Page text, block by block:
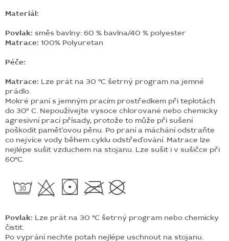
Materiál:
Povlak: směs bavlny: 60 % bavlna/40 % polyester
Matrace: 100% Polyuretan
Péče:
Matrace: Lze prát na 30 °C šetrný program na jemné
prádlo.
Mokré praní s jemným pracím prostředkem při teplotách
do 30° C. Nepoužívejte vysoce chlorované nebo chemicky
agresivní prací přísady, protože to může při sušení
poškodit paměťovou pěnu. Po praní a máchání odstraňte
co nejvíce vody během cyklu odstřeďování. Matrace lze
nejlépe sušit vzduchem na stojanu. Lze sušit i v sušičce při
60°C.
Povlak: Lze prát na 30 °C šetrný program nebo chemicky
čistit.
Po vyprání nechte potah nejlépe uschnout na stojanu.